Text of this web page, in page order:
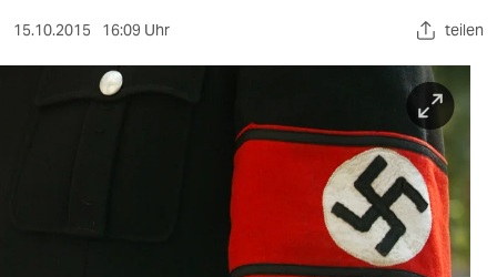
sport
15.10.2015 16:09 Uhr teilen